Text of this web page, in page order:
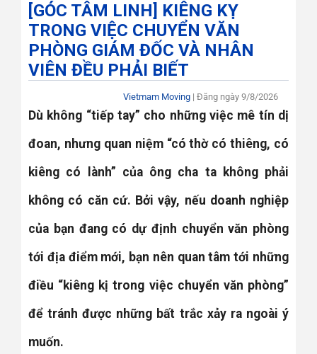
[GÓC TÂM LINH] KIÊNG KỴ
TRONG VIỆC CHUYỂN VĂN
PHÒNG GIÁM ĐỐC VÀ NHÂN
VIÊN ĐỀU PHẢI BIẾT
Vietmam Moving| Đăng ngày 9/8/2026
Dù không “tiếp tay” cho những việc mê tín dị
đoan, nhưng quan niệm “có thờ có thiêng, có
kiêng có lành” của ông cha ta không phải
không có căn cứ. Bởi vậy, nếu doanh nghiệp
của bạn đang có dự định chuyển văn phòng
tới địa điểm mới, bạn nên quan tâm tới những
điều “kiêng kị trong việc chuyển văn phòng”
để tránh được những bất trắc xảy ra ngoài ý
muốn.